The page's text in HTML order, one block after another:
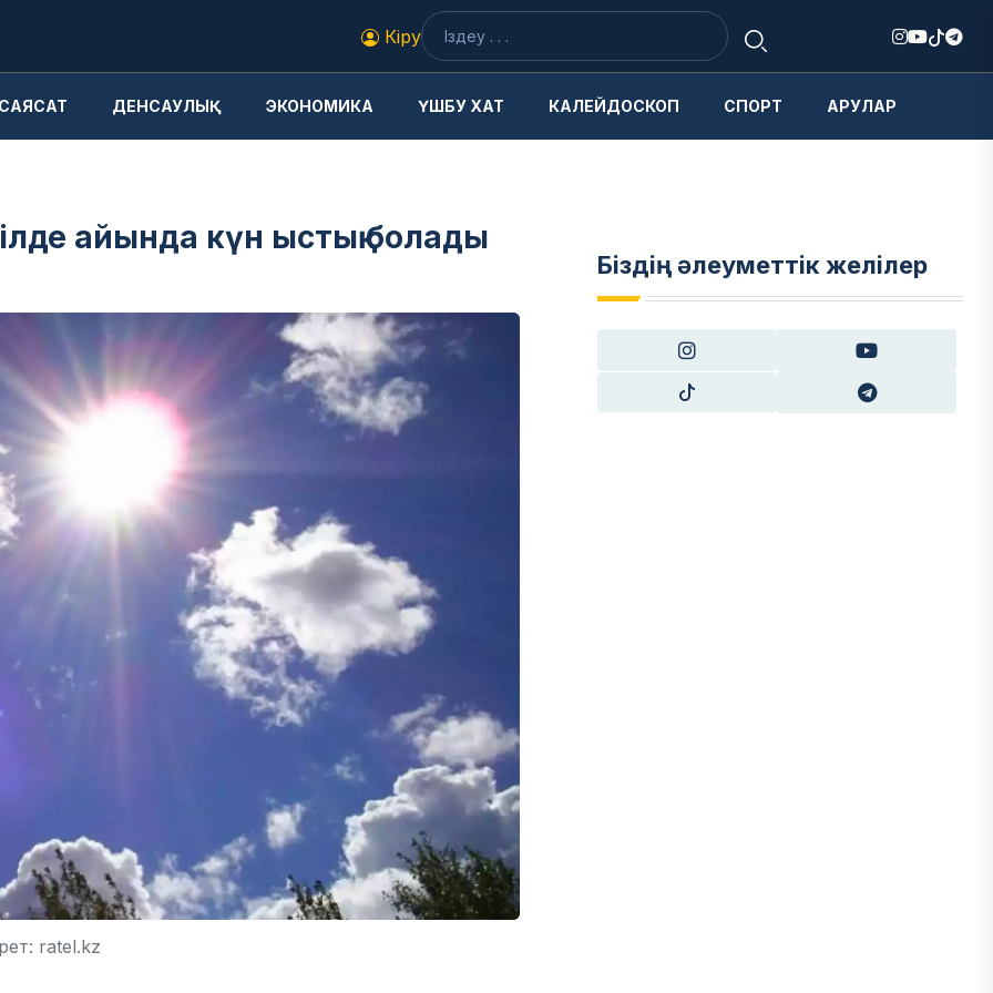
Кіру
ДЕНСАУЛЫҚ ЭКОНОМИКА ҮШБУ ХАТ КАЛЕЙДОСКОП СПОРТ АРУЛАР
айында күн ыстық болады
ratel.kz
Біздің әлеуметтік желілер